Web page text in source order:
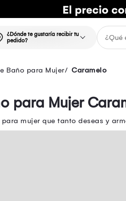
¿Dónde te gustaría recibir tu
pedido?
Baño para Mujer Caramelo
para Mujer
mujer que tanto deseas y